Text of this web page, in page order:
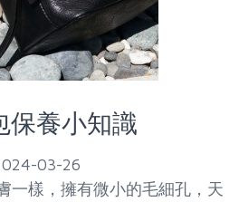
保養小知識
03-26
一樣，擁有微小的毛細孔，天